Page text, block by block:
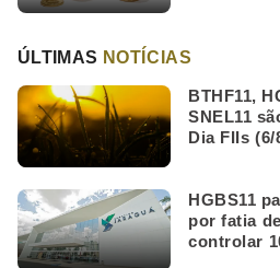
ÚLTIMAS NOTÍCIAS
BTHF11,
SNEL11
Dia FIIs (6/
HGBS11
por fatia
controlar